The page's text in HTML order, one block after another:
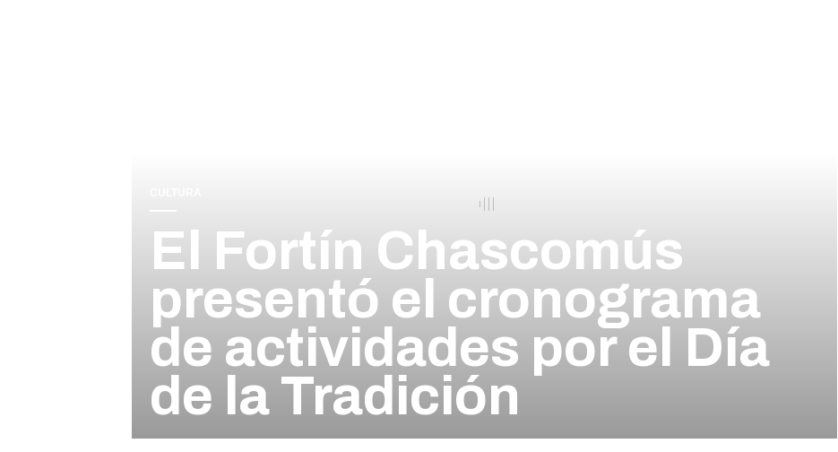
El Fortín Chascomús
presentó el cronograma
de actividades por el Día
de la Tradición